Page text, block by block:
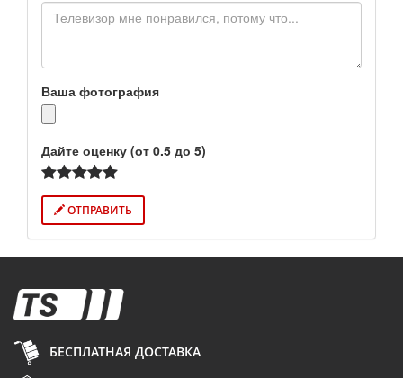
Ваша фотография
Дайте оценку (от 0.5 до 5)
ОТПРАВИТЬ
БЕСПЛАТНАЯ ДОСТАВКА